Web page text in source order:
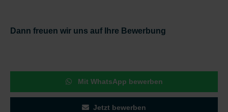
Dann freuen wir uns auf Ihre Bewerbung
Mit WhatsApp bewerben
Jetzt bewerben